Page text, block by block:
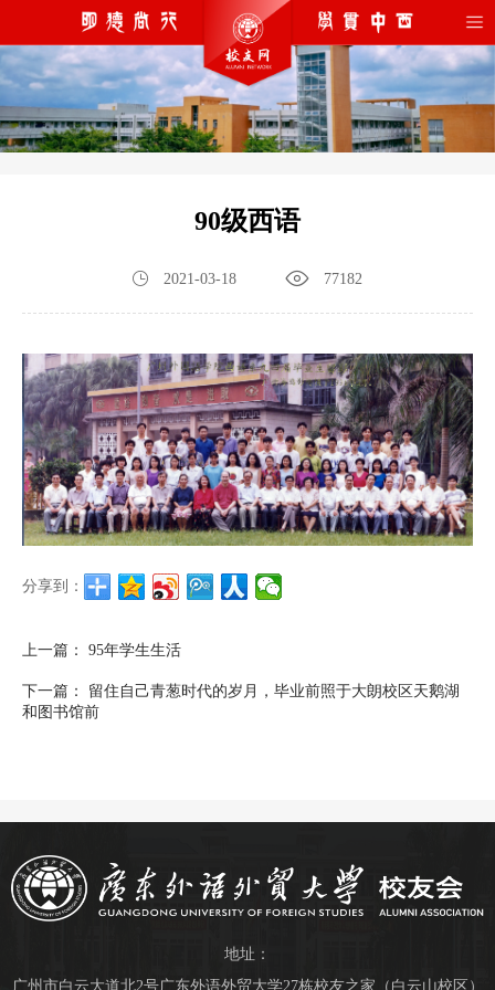
90级西语
2021-03-18 77182
分享到：
上一篇： 95年学生生活
下一篇：
留住自己青葱时代的岁月，毕业前照于大朗校区天鹅湖
和图书馆前
地址：
广州市白云大道北2号广东外语外贸大学27栋校友之家（白云山校区）